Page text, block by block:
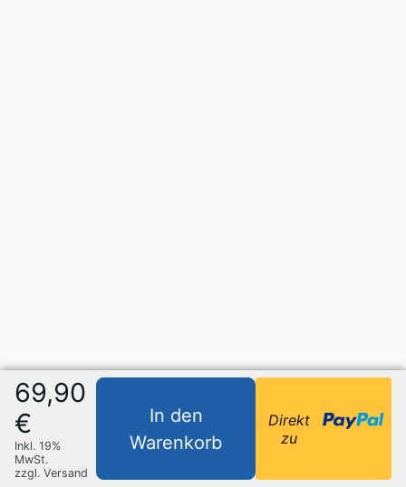
69,90
€
Inkl. 19%
MwSt.
zzgl. Versand
In den
Warenkorb
Direkt
zu